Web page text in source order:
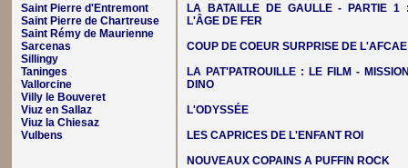
Saint Pierre d'Entremont
Saint Pierre de Chartreuse
Saint Rémy de Maurienne
Sarcenas
Sillingy
Taninges
Vallorcine
Villy le Bouveret
Viuz en Sallaz
Viuz la Chiesaz
Vulbens
LA BATAILLE DE GAULLE - PARTIE 1
L'ÂGE DE FER
COUP DE COEUR SURPRISE DE L'AFCAE
LA PAT'PATROUILLE : LE FILM -
DINO
L'ODYSSÉE
LES CAPRICES DE L'ENFANT ROI
NOUVEAUX COPAINS A PUFFIN ROCK